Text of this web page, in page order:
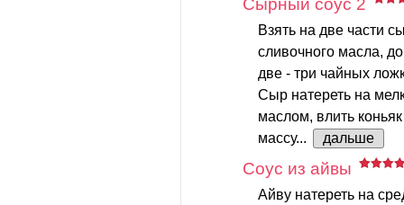
Взять на две части
сливочного масла,
две - три чайных
Cыp натеpеть на
маслом, влить
массу...
дальше
Соус из айвы
Айву натереть на